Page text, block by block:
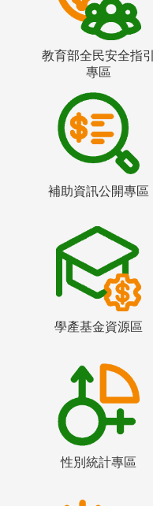
教育部全民安全指引
專區
補助資訊公開專區
學產基金資源區
性別統計專區